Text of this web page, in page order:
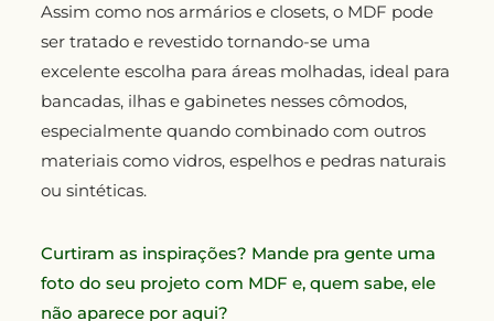
Assim como nos armários e closets, o MDF pode
ser tratado e revestido tornando-se uma
excelente escolha para áreas molhadas, ideal para
bancadas, ilhas e gabinetes nesses cômodos,
especialmente quando combinado com outros
materiais como vidros, espelhos e pedras naturais
ou sintéticas.
Curtiram as inspirações? Mande pra gente uma
foto do seu projeto com MDF e, quem sabe, ele
não aparece por aqui?